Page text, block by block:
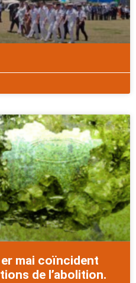
mai coïncident
de l’abolition.